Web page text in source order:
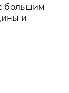
большим
и